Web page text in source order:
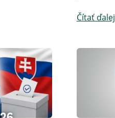
Čítať ďalej